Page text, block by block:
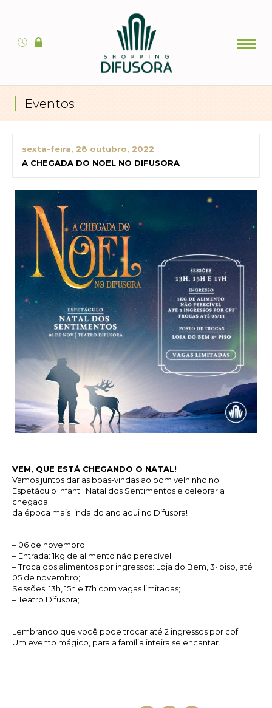
Eventos
sexta-feira, 28 outubro, 2022
A CHEGADA DO NOEL NO DIFUSORA
VEM, QUE ESTÁ CHEGANDO O NATAL!
Vamos juntos dar as boas-vindas ao bom velhinho no
Espetáculo Infantil Natal dos Sentimentos e celebrar a
chegada
da época mais linda do ano aqui no Difusora!
– 06 de novembro;
– Entrada: 1kg de alimento não perecível;
– Troca dos alimentos por ingressos: Loja do Bem, 3• piso, até
05 de novembro;
Sessões: 13h, 15h e 17h com vagas limitadas;
– Teatro Difusora;
Lembrando que você pode trocar até 2 ingressos por cpf.
Um evento mágico, para a família inteira se encantar.